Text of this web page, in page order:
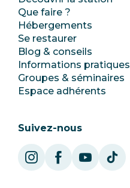
Que faire ?
Hébergements
Se restaurer
Blog & conseils
Informations pratiques
Groupes & séminaires
Espace adhérents
Suivez-nous